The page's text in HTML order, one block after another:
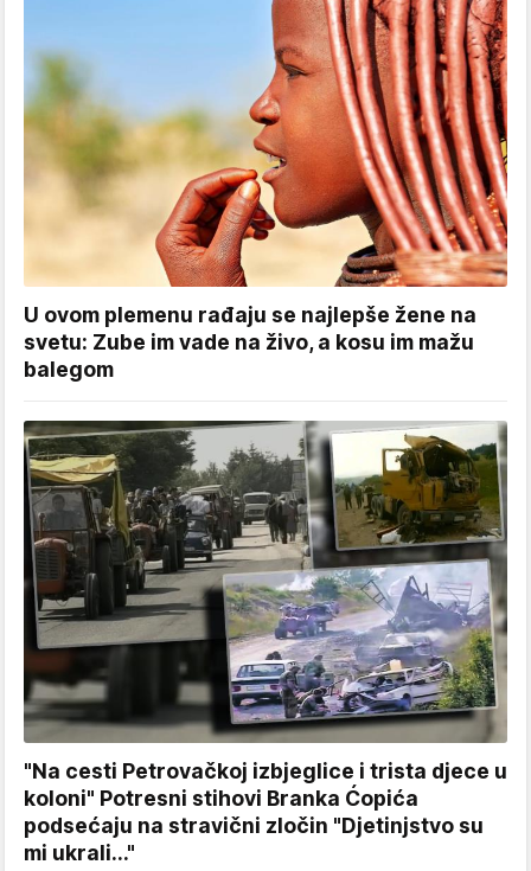
U ovom plemenu rađaju se najlepše žene na
svetu: Zube im vade na živo, a kosu im mažu
balegom
"Na cesti Petrovačkoj izbjeglice i trista djece u
koloni" Potresni stihovi Branka Ćopića
podsećaju na stravični zločin "Djetinjstvo su
mi ukrali..."